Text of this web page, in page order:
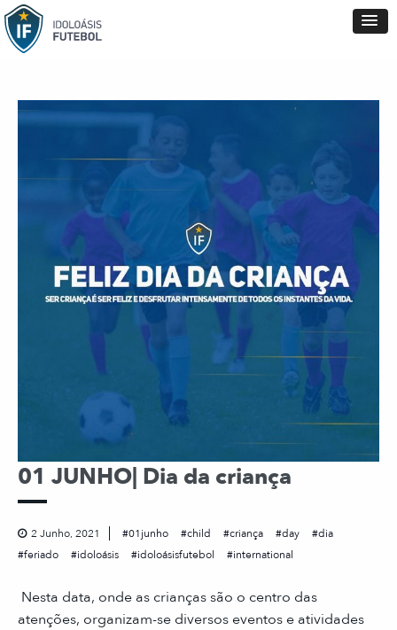
01 JUNHO| Dia da criança
2 Junho, 2021 01junho child criança day
dia
feriado
idoloásis idoloásisfutebol international
Nesta data, onde as crianças são o centro das
atenções, organizam-se diversos eventos e atividades